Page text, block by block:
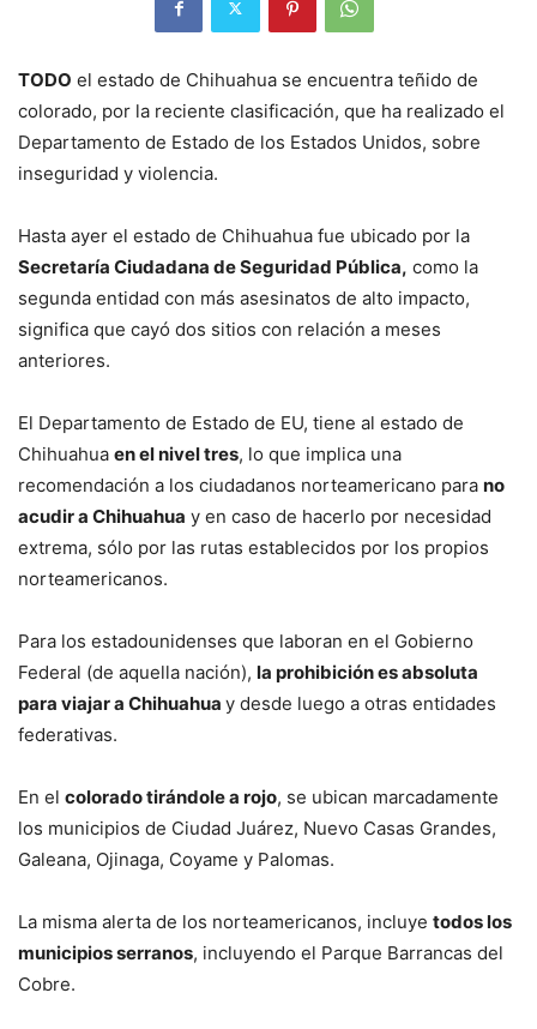
TODO el estado de Chihuahua se encuentra teñido de
colorado, por la reciente clasificación, que ha realizado el
Departamento de Estado de los Estados Unidos, sobre
inseguridad y violencia.
Hasta ayer el estado de Chihuahua fue ubicado por la
Secretaría Ciudadana de Seguridad Pública, como la
segunda entidad con más asesinatos de alto impacto,
significa que cayó dos sitios con relación a meses
anteriores.
El Departamento de Estado de EU, tiene al estado de
Chihuahua en el nivel tres, lo que implica una
recomendación a los ciudadanos norteamericano para no
acudir a Chihuahua y en caso de hacerlo por necesidad
extrema, sólo por las rutas establecidos por los propios
norteamericanos.
Para los estadounidenses que laboran en el Gobierno
Federal (de aquella nación), la prohibición es absoluta
para viajar a Chihuahua y desde luego a otras entidades
federativas.
En el colorado tirándole a rojo, se ubican marcadamente
los municipios de Ciudad Juárez, Nuevo Casas Grandes,
Galeana, Ojinaga, Coyame y Palomas.
La misma alerta de los norteamericanos, incluye todos los
municipios serranos, incluyendo el Parque Barrancas del
Cobre.